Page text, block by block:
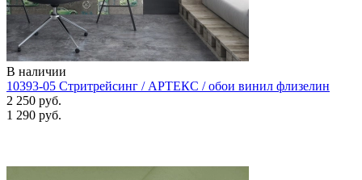
В наличии
10393-05 Стритрейсинг / АРТЕКС / обои винил флизелин
2 250 руб.
1 290 руб.